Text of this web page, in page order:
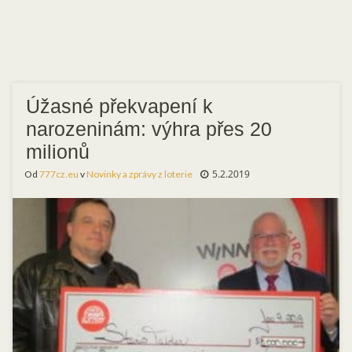
Úžasné překvapení k
narozeninám: výhra přes 20
milionů
Od 777cz.eu vNovinky a zprávy z loterie 5.2.2019